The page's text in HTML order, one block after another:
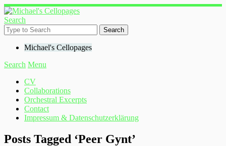
Search
Michael's Cellopages
Search Menu
CV
Collaborations
Orchestral Excerpts
Contact
Impressum & Datenschutzerklärung
Posts Tagged ‘Peer Gynt’